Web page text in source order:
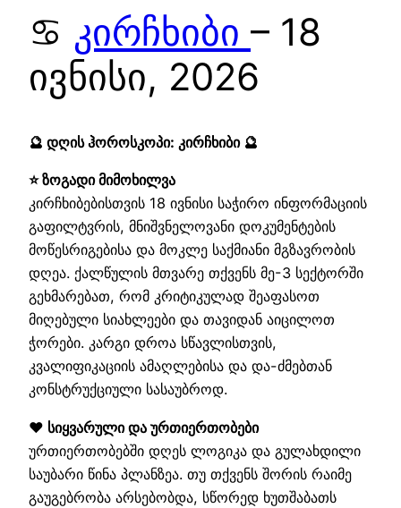
♋ კირჩხიბი – 18
ივნისი, 2026
🔮 დღის ჰოროსკოპი: კირჩხიბი 🔮
⭐ ზოგადი მიმოხილვა
კირჩხიბებისთვის 18 ივნისი საჭირო ინფორმაციის
გაფილტვრის, მნიშვნელოვანი დოკუმენტების
მოწესრიგებისა და მოკლე საქმიანი მგზავრობის
დღეა. ქალწულის მთვარე თქვენს მე-3 სექტორში
გეხმარებათ, რომ კრიტიკულად შეაფასოთ
მიღებული სიახლეები და თავიდან აიცილოთ
ჭორები. კარგი დროა სწავლისთვის,
კვალიფიკაციის ამაღლებისა და და-ძმებთან
კონსტრუქციული სასაუბროდ.
❤️ სიყვარული და ურთიერთობები
ურთიერთობებში დღეს ლოგიკა და გულახდილი
საუბარი წინა პლანზეა. თუ თქვენს შორის რაიმე
გაუგებრობა არსებობდა, სწორედ ხუთშაბათს